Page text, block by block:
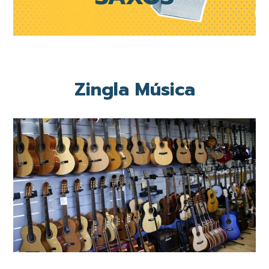
Zingla Música